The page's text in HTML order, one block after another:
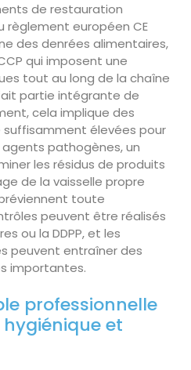
de restauration
règlement européen CE
des denrées alimentaires,
qui imposent une
tout au long de la chaîne
partie intégrante de
cela implique des
élevées pour
pathogènes, un
les résidus de produits
de la vaisselle propre
toute
peuvent être réalisés
ou la DDPP, et les
peuvent entraîner des
importantes.
professionnelle
et